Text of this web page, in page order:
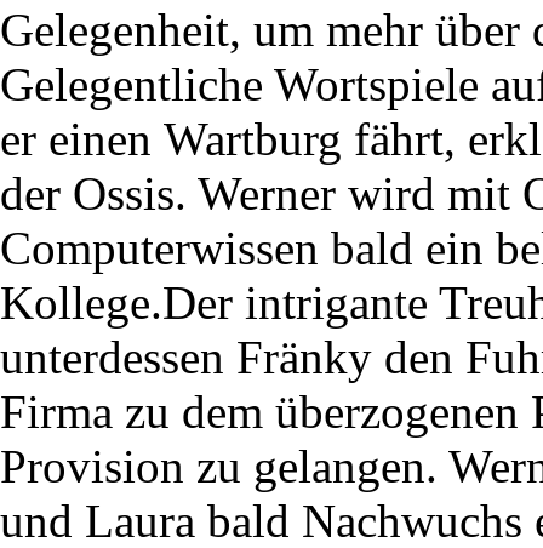
Gelegenheit, um mehr über
Gelegentliche Wortspiele
er einen Wartburg fährt,
der Ossis. Werner wird mit
Computerwissen bald ein
Kollege.Der intrigante
unterdessen Fränky den
Firma zu dem
Provision zu gelangen.
und Laura bald Nachwuchs